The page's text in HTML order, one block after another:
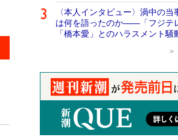
〈本人インタビュー〉渦中の当
は何を語ったのか――「フジテ
「橋本愛」とのハラスメント騒